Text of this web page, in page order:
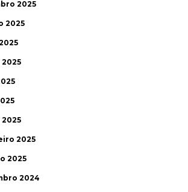
2025
2025
2025
2025
2024